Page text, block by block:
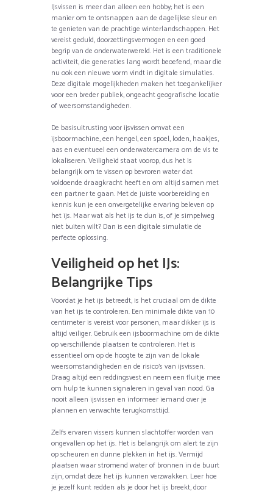
IJsvissen is meer dan alleen een hobby; het is een
manier om te ontsnappen aan de dagelijkse sleur en
te genieten van de prachtige winterlandschappen. Het
vereist geduld, doorzettingsvermogen en een goed
begrip van de onderwaterwereld. Het is een traditionele
activiteit, die generaties lang wordt beoefend, maar die
nu ook een nieuwe vorm vindt in digitale simulaties.
Deze digitale mogelijkheden maken het toegankelijker
voor een breder publiek, ongeacht geografische locatie
of weersomstandigheden.
De basisuitrusting voor ijsvissen omvat een
ijsboormachine, een hengel, een spoel, loden, haakjes,
aas en eventueel een onderwatercamera om de vis te
lokaliseren. Veiligheid staat voorop, dus het is
belangrijk om te vissen op bevroren water dat
voldoende draagkracht heeft en om altijd samen met
een partner te gaan. Met de juiste voorbereiding en
kennis kun je een onvergetelijke ervaring beleven op
het ijs. Maar wat als het ijs te dun is, of je simpelweg
niet buiten wilt? Dan is een digitale simulatie de
perfecte oplossing.
Veiligheid op het IJs:
Belangrijke Tips
Voordat je het ijs betreedt, is het cruciaal om de dikte
van het ijs te controleren. Een minimale dikte van 10
centimeter is vereist voor personen, maar dikker ijs is
altijd veiliger. Gebruik een ijsboormachine om de dikte
op verschillende plaatsen te controleren. Het is
essentieel om op de hoogte te zijn van de lokale
weersomstandigheden en de risico’s van ijsvissen.
Draag altijd een reddingsvest en neem een fluitje mee
om hulp te kunnen signaleren in geval van nood. Ga
nooit alleen ijsvissen en informeer iemand over je
plannen en verwachte terugkomsttijd.
Zelfs ervaren vissers kunnen slachtoffer worden van
ongevallen op het ijs. Het is belangrijk om alert te zijn
op scheuren en dunne plekken in het ijs. Vermijd
plaatsen waar stromend water of bronnen in de buurt
zijn, omdat deze het ijs kunnen verzwakken. Leer hoe
je jezelf kunt redden als je door het ijs breekt, door